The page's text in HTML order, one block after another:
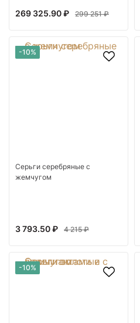
269 325.90 ₽ 299 251 ₽
-10%
Серьги серебряные с
жемчугом
3 793.50 ₽ 4 215 ₽
-10%